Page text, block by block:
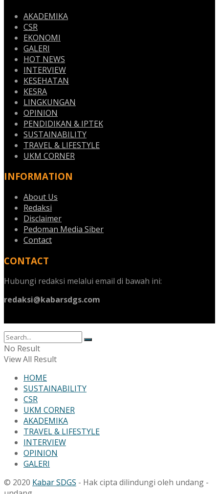
AKADEMIKA
CSR
EKONOMI
GALERI
HOT NEWS
INTERVIEW
KESEHATAN
KESRA
LINGKUNGAN
OPINION
PENDIDIKAN & IPTEK
SUSTAINABILITY
TRAVEL & LIFESTYLE
UKM CORNER
INFORMATION
About Us
Redaksi
Disclaimer
Pedoman Media Siber
Contact
CONTACT
Hubungi redaksi melalui email di bawah ini:
redaksi@kabarsdgs.com
No Result
View All Result
HOME
SUSTAINABILITY
CSR
UKM CORNER
AKADEMIKA
TRAVEL & LIFESTYLE
INTERVIEW
OPINION
GALERI
© 2020 Kabar SDGS - Hak cipta dilindungi oleh undang -